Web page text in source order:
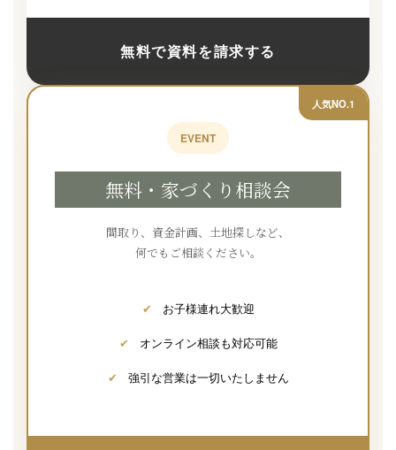
無料で資料を請求する
人気NO.1
EVENT
無料・家づくり相談会
間取り、資金計画、土地探しなど、
何でもご相談ください。
✔ お子様連れ大歓迎
✔ オンライン相談も対応可能
✔ 強引な営業は一切いたしません